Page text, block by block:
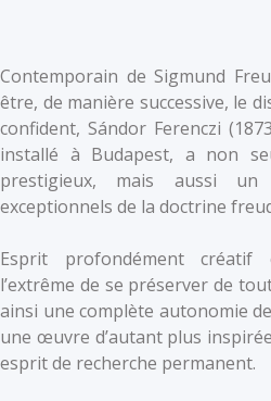
Contemporain de Sigmund
être, de manière successive, le
confident, Sándor Ferenczi
installé à Budapest, a non
prestigieux, mais aussi
exceptionnels de la doctrine
Esprit profondément
l’extrême de se préserver de
ainsi une complète autonomie
une œuvre d’autant plus
esprit de recherche permanent.